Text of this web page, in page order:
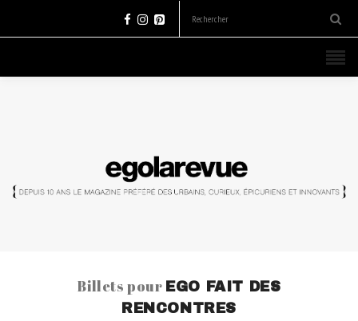
Billets pour EGO FAIT DES
RENCONTRES